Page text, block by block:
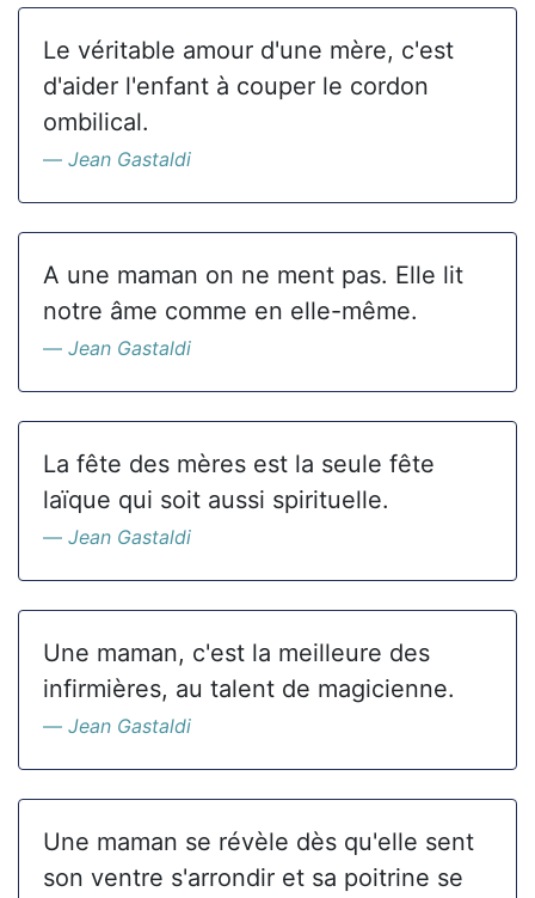
Le véritable amour d'une mère, c'est
d'aider l'enfant à couper le cordon
ombilical.
Jean Gastaldi
A une maman on ne ment pas. Elle lit
notre âme comme en elle-même.
Jean Gastaldi
La fête des mères est la seule fête
laïque qui soit aussi spirituelle.
Jean Gastaldi
Une maman, c'est la meilleure des
infirmières, au talent de magicienne.
Jean Gastaldi
Une maman se révèle dès qu'elle sent
son ventre s'arrondir et sa poitrine se